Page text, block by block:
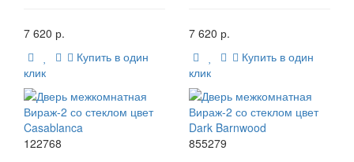
7 620 р.
Купить в один
клик
7 620 р.
Купить в один
клик
122768 855279